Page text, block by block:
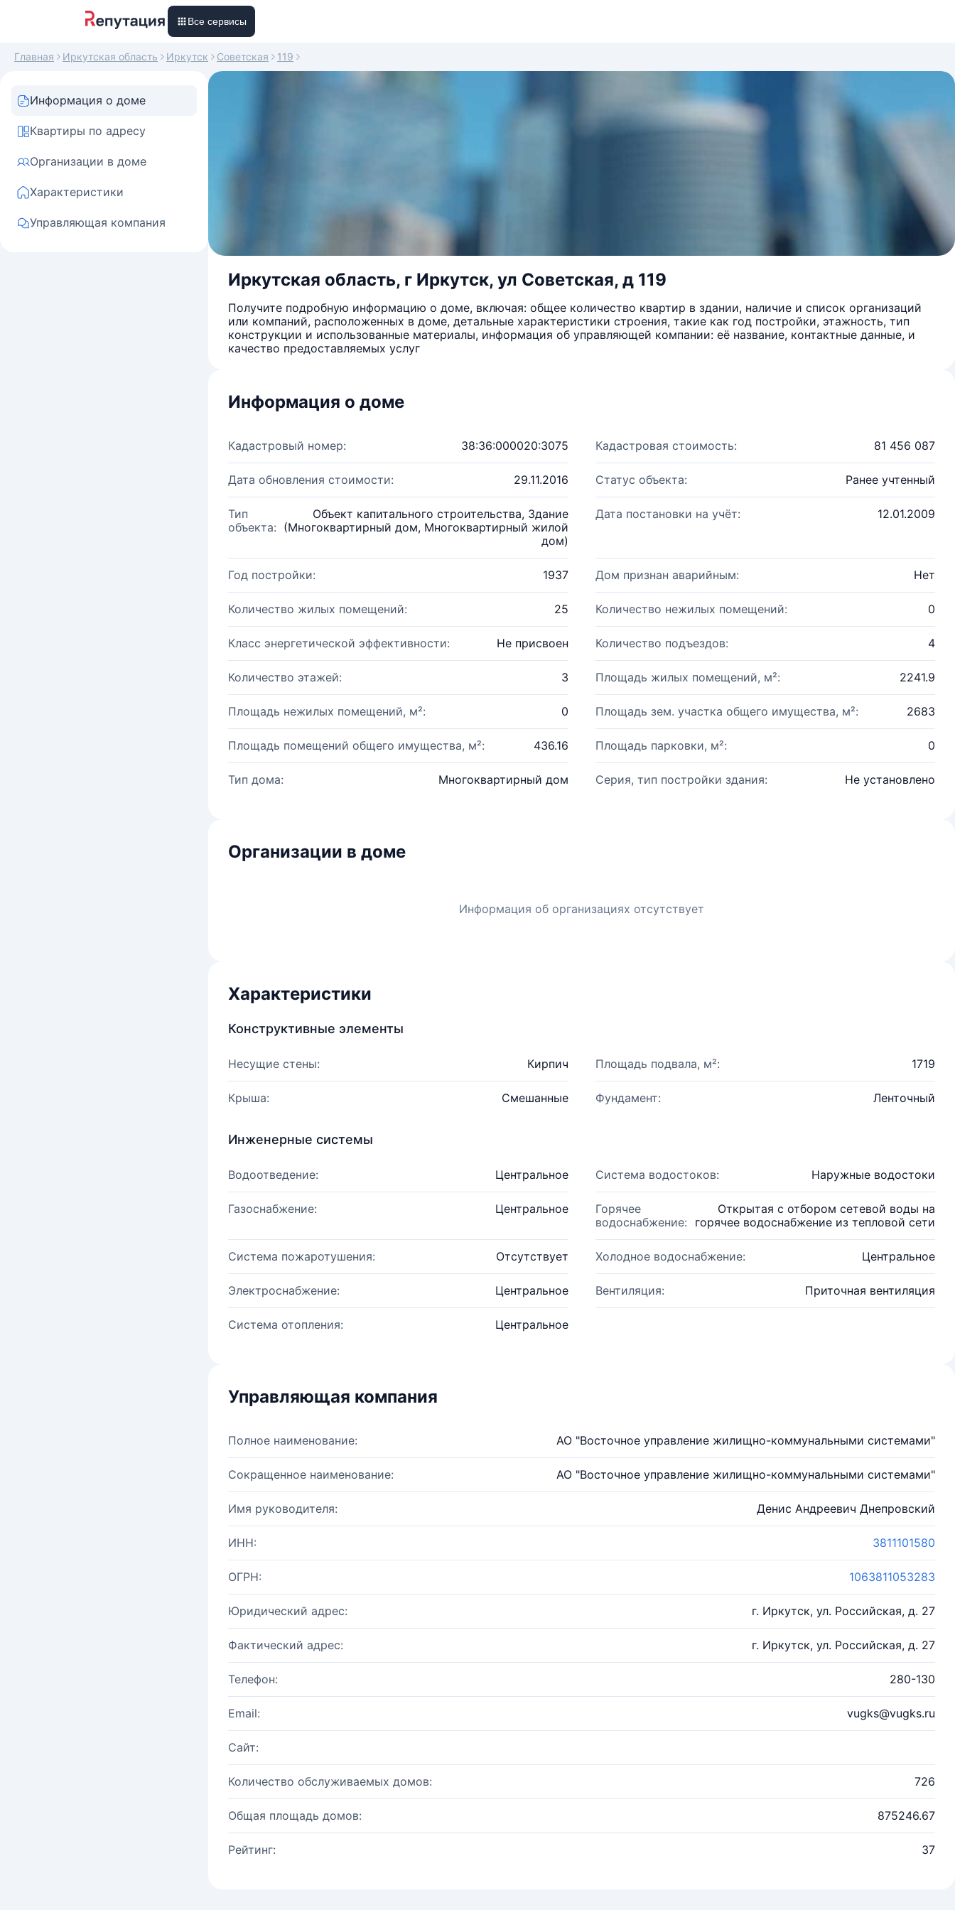
Все сервисы
Главная Иркутская область Иркутск Советская 119
Информация о доме
Квартиры по адресу
Организации в доме
Характеристики
Управляющая компания
Иркутская область, г Иркутск, ул Советская, д 119
Получите подробную информацию о доме, включая: общее количество квартир в здании, наличие и список организаций
или компаний, расположенных в доме, детальные характеристики строения, такие как год постройки, этажность, тип
конструкции и использованные материалы, информация об управляющей компании: её название, контактные данные, и
качество предоставляемых услуг
Информация о доме
Кадастровый номер: 38:36:000020:3075 Кадастровая стоимость: 81 456 087
Дата обновления стоимости: 29.11.2016 Статус объекта: Ранее учтенный
Тип
объекта:
Объект капитального строительства, Здание
(Многоквартирный дом, Многоквартирный жилой
дом)
Дата постановки на учёт: 12.01.2009
Год постройки: 1937 Дом признан аварийным: Нет
Количество жилых помещений: 25 Количество нежилых помещений: 0
Класс энергетической эффективности: Не присвоен Количество подъездов: 4
Количество этажей: 3 Площадь жилых помещений, м²: 2241.9
Площадь нежилых помещений, м²: 0 Площадь зем. участка общего имущества, м²: 2683
Площадь помещений общего имущества, м²: 436.16 Площадь парковки, м²: 0
Тип дома: Многоквартирный дом Серия, тип постройки здания: Не установлено
Организации в доме
Информация об организациях отсутствует
Характеристики
Конструктивные элементы
Несущие стены: Кирпич Площадь подвала, м²: 1719
Крыша: Смешанные Фундамент: Ленточный
Инженерные системы
Водоотведение: Центральное Система водостоков: Наружные водостоки
Газоснабжение: Центральное
Горячее
водоснабжение:
Открытая с отбором сетевой воды на
горячее водоснабжение из тепловой сети
Система пожаротушения: Отсутствует Холодное водоснабжение: Центральное
Электроснабжение: Центральное Вентиляция: Приточная вентиляция
Система отопления: Центральное
Управляющая компания
Полное наименование: АО "Восточное управление жилищно-коммунальными системами"
Сокращенное наименование: АО "Восточное управление жилищно-коммунальными системами"
Имя руководителя: Денис Андреевич Днепровский
ИНН: 3811101580
ОГРН: 1063811053283
Юридический адрес: г. Иркутск, ул. Российская, д. 27
Фактический адрес: г. Иркутск, ул. Российская, д. 27
Телефон: 280-130
Email: vugks@vugks.ru
Сайт:
Количество обслуживаемых домов: 726
Общая площадь домов: 875246.67
Рейтинг: 37